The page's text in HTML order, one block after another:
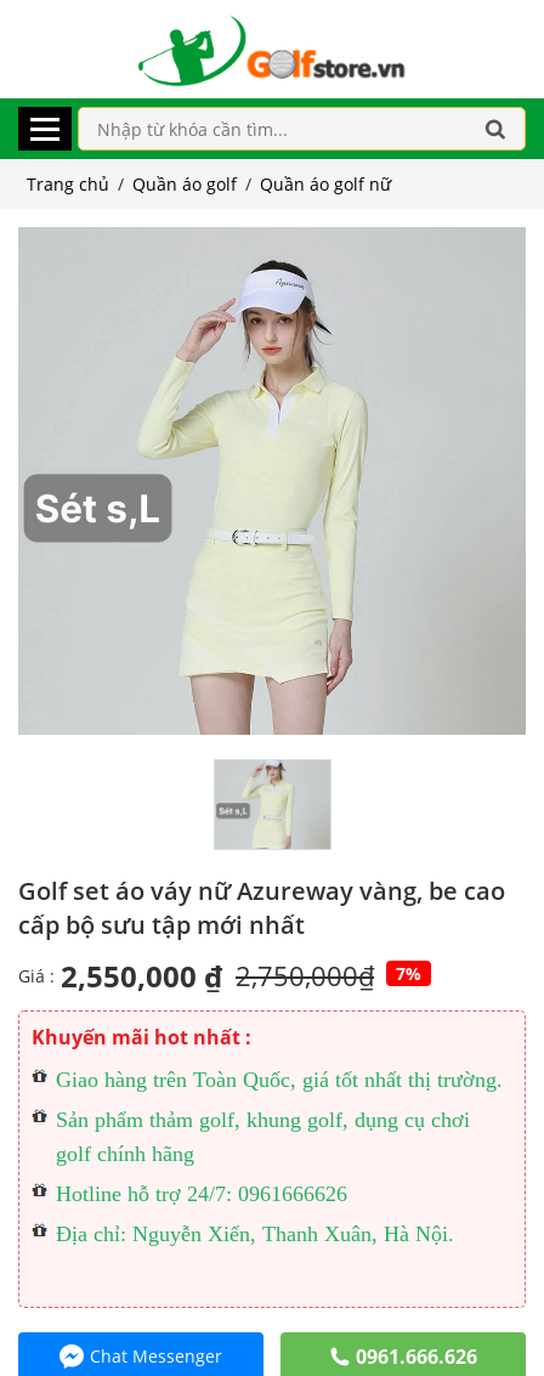
Trang chủ / Quần áo golf / Quần áo golf nữ
Golf set áo váy nữ Azureway vàng, be cao
cấp bộ sưu tập mới nhất
Giá : 2,550,000 ₫ 2,750,000₫ 7%
Khuyến mãi hot nhất :
Giao hàng trên Toàn Quốc, giá tốt nhất thị trường.
Sản phẩm thảm golf, khung golf, dụng cụ chơi
golf chính hãng
Hotline hỗ trợ 24/7: 0961666626
Địa chỉ: Nguyễn Xiển, Thanh Xuân, Hà Nội.
Chat Messenger 0961.666.626